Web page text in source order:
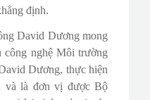
định.
David Dương mong
nghệ Môi trường
Dương, thực hiện
và là đơn vị được Bộ